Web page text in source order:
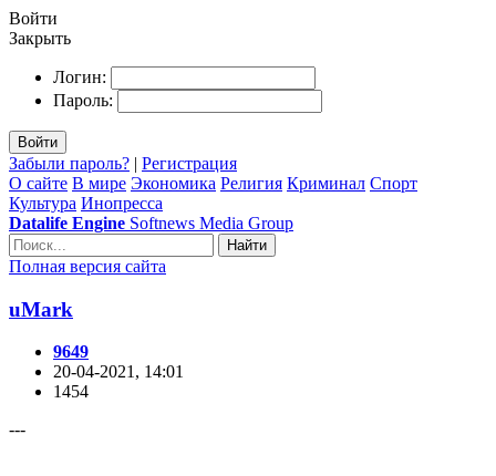
Войти
Закрыть
Логин:
Пароль:
Войти
Забыли пароль? | Регистрация
О сайте В мире Экономика Религия Криминал Спорт
Культура Инопресса
Datalife Engine Softnews Media Group
Найти
Полная версия сайта
uMark
9649
20-04-2021, 14:01
1454
---